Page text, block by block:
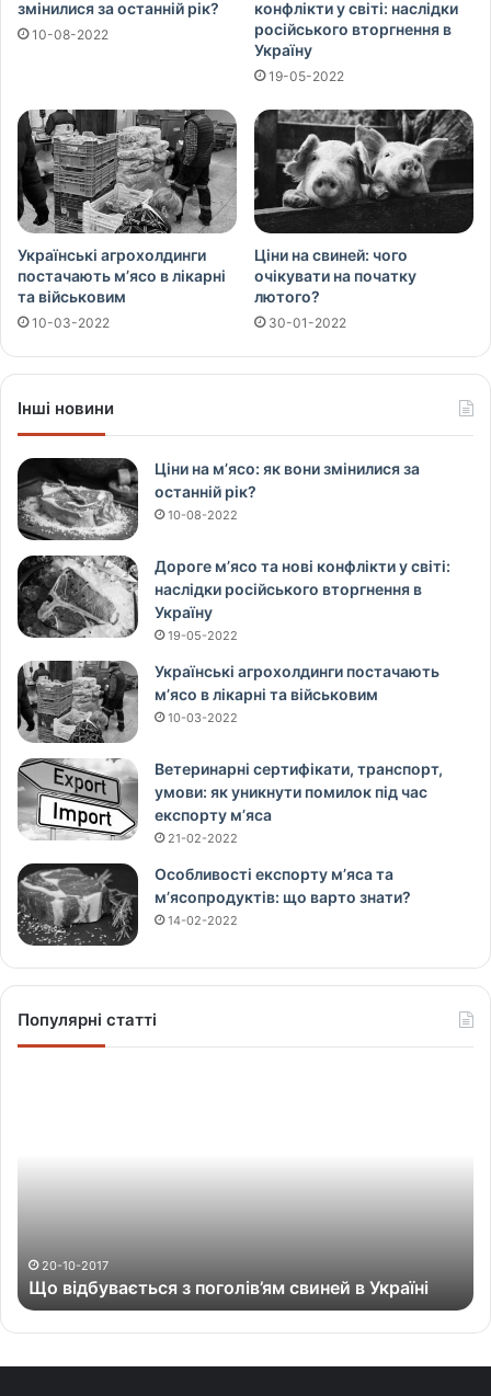
змінилися за останній рік?
10-08-2022
конфлікти у світі: наслідки
російського вторгнення в
Україну
19-05-2022
Українські агрохолдинги
постачають м’ясо в лікарні
та військовим
10-03-2022
Ціни на свиней: чого
очікувати на початку
лютого?
30-01-2022
Інші новини
Ціни на м’ясо: як вони змінилися за
останній рік?
10-08-2022
Дороге м’ясо та нові конфлікти у світі:
наслідки російського вторгнення в
Україну
19-05-2022
Українські агрохолдинги постачають
м’ясо в лікарні та військовим
10-03-2022
Ветеринарні сертифікати, транспорт,
умови: як уникнути помилок під час
експорту м’яса
21-02-2022
Особливості експорту м’яса та
м’ясопродуктів: що варто знати?
14-02-2022
Популярні статті
т
ь
20-10-2017
Що відбувається з поголів’ям свиней в Україні